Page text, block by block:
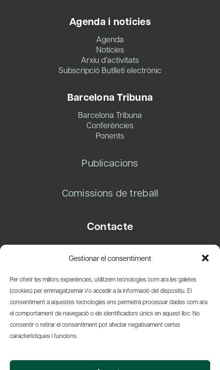
Gestionar el consentiment
Per oferir les millors experiències, utilitzem tecnologies com ara les galetes
(cookies) per emmagatzemar i/o accedir a la informació del dispositiu. El
consentiment a aquestes tecnologies ens permetrà processar dades com ara
el comportament de navegació o els identificadors únics en aquest lloc. No
consentir o retirar el consentiment pot afectar negativament certes
característiques i funcions.
Agenda i notícies
Agenda
Notícies
Arxiu d’activitats
Subscripció Butlletí electrònic
Barcelona Tribuna
Barcelona Tribuna
Conferències
Ponents
Publicacions
Comissions de treball
Contacte
08003 Barcelona
info@amicsdelpais.com
Suscripció Newsletter
© 2026 Societat Econòmica Barcelonesa d'Amics del País